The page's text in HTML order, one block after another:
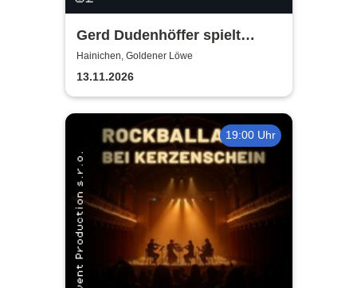
Gerd Dudenhöffer spielt
Heinz Becker
Hainichen, Goldener Löwe
13.11.2026
19:00 Uhr